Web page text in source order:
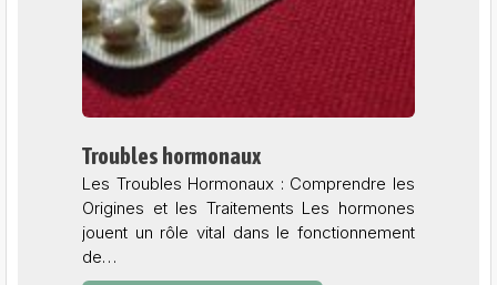
Troubles hormonaux
Les Troubles Hormonaux : Comprendre les
Origines et les Traitements Les hormones
jouent un rôle vital dans le fonctionnement
de…